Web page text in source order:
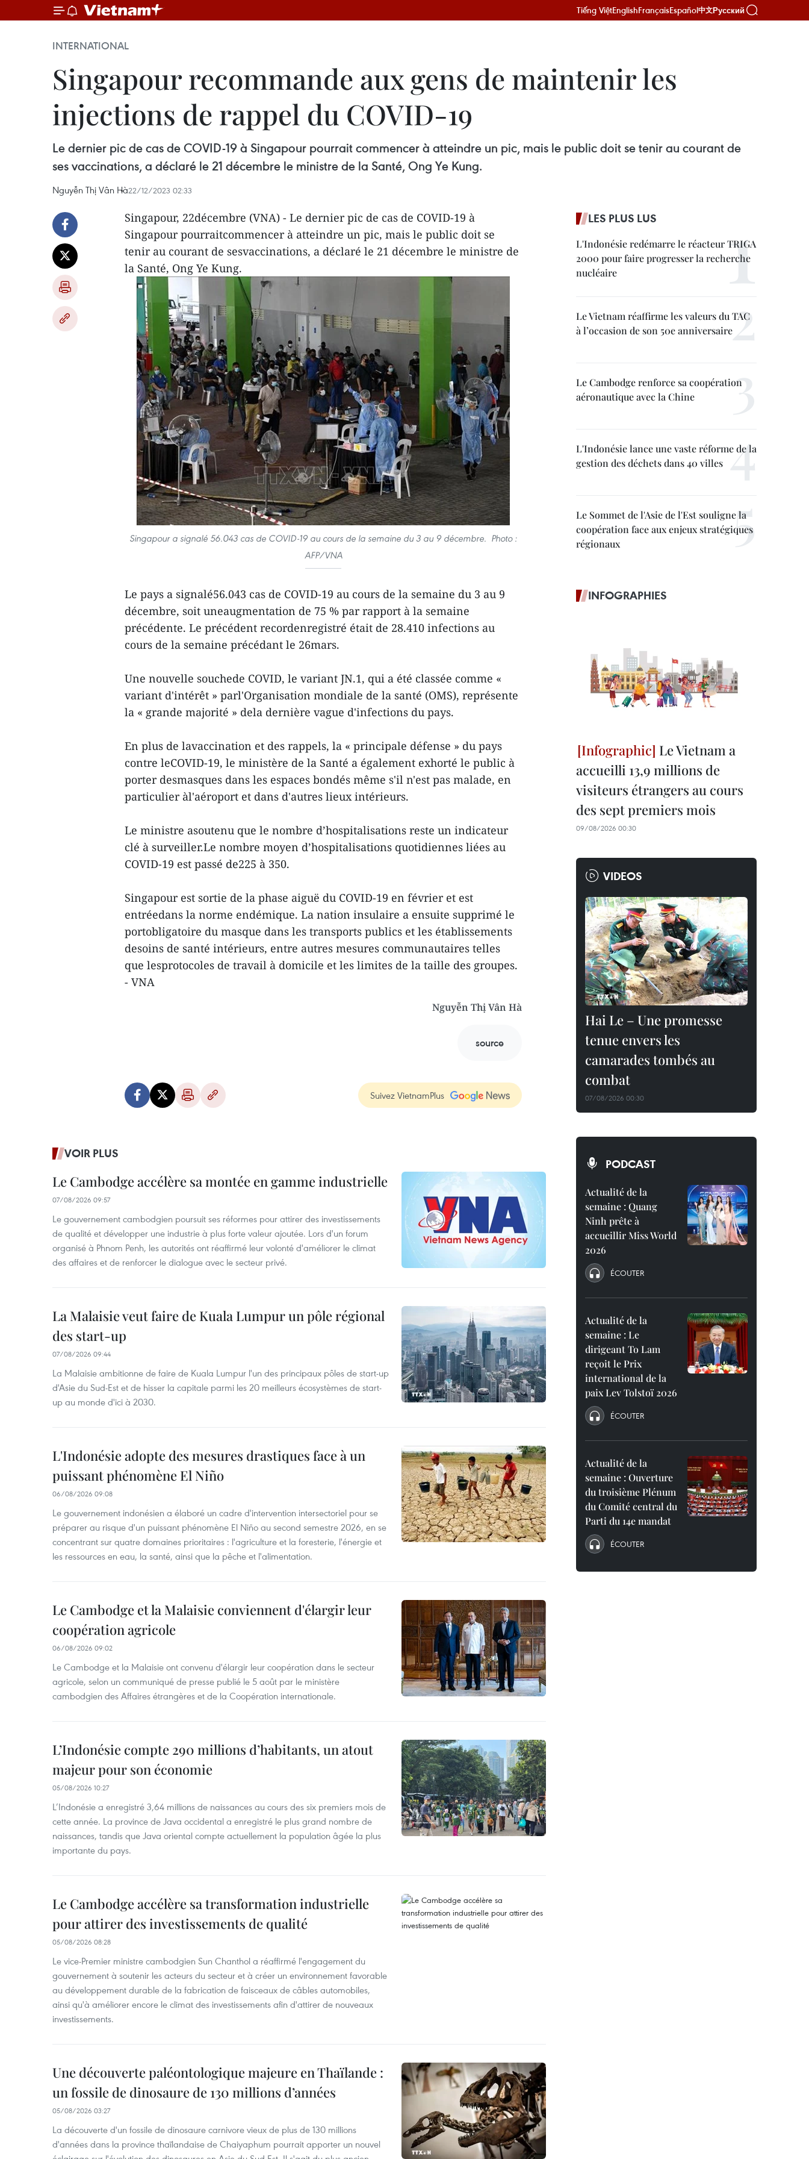
Tiếng ViệtEnglishFrançaisEspañol中文Русский
INTERNATIONAL
Singapour recommande aux gens de maintenir les
injections de rappel du COVID-19
Le dernier pic de cas de COVID-19 à Singapour pourrait commencer à atteindre un pic, mais le public doit se tenir au courant de
ses vaccinations, a déclaré le 21 décembre le ministre de la Santé, Ong Ye Kung.
Nguyễn Thị Vân Hà22/12/2023 02:33
Singapour, 22décembre (VNA) - Le dernier pic de cas de COVID-19 à
Singapour pourraitcommencer à atteindre un pic, mais le public doit se
tenir au courant de sesvaccinations, a déclaré le 21 décembre le ministre de
la Santé, Ong Ye Kung.
Singapour a signalé 56.043 cas de COVID-19 au cours de la semaine du 3 au 9 décembre. Photo :
AFP/VNA
Le pays a signalé56.043 cas de COVID-19 au cours de la semaine du 3 au 9
décembre, soit uneaugmentation de 75 % par rapport à la semaine
précédente. Le précédent recordenregistré était de 28.410 infections au
cours de la semaine précédant le 26mars.
Une nouvelle souchede COVID, le variant JN.1, qui a été classée comme «
variant d'intérêt » parl'Organisation mondiale de la santé (OMS), représente
la « grande majorité » dela dernière vague d'infections du pays.
En plus de lavaccination et des rappels, la « principale défense » du pays
contre leCOVID-19, le ministère de la Santé a également exhorté le public à
porter desmasques dans les espaces bondés même s'il n'est pas malade, en
particulier àl'aéroport et dans d'autres lieux intérieurs.
Le ministre asoutenu que le nombre d’hospitalisations reste un indicateur
clé à surveiller.Le nombre moyen d’hospitalisations quotidiennes liées au
COVID-19 est passé de225 à 350.
Singapour est sortie de la phase aiguë du COVID-19 en février et est
entréedans la norme endémique. La nation insulaire a ensuite supprimé le
portobligatoire du masque dans les transports publics et les établissements
desoins de santé intérieurs, entre autres mesures communautaires telles
que lesprotocoles de travail à domicile et les limites de la taille des groupes.
- VNA
Nguyễn Thị Vân Hà
source
Suivez VietnamPlus
VOIR PLUS
Le Cambodge accélère sa montée en gamme industrielle
07/08/2026 09:57
Le gouvernement cambodgien poursuit ses réformes pour attirer des investissements
de qualité et développer une industrie à plus forte valeur ajoutée. Lors d'un forum
organisé à Phnom Penh, les autorités ont réaffirmé leur volonté d'améliorer le climat
des affaires et de renforcer le dialogue avec le secteur privé.
La Malaisie veut faire de Kuala Lumpur un pôle régional
des start-up
07/08/2026 09:44
La Malaisie ambitionne de faire de Kuala Lumpur l'un des principaux pôles de start-up
d'Asie du Sud-Est et de hisser la capitale parmi les 20 meilleurs écosystèmes de start-
up au monde d'ici à 2030.
L'Indonésie adopte des mesures drastiques face à un
puissant phénomène El Niño
06/08/2026 09:08
Le gouvernement indonésien a élaboré un cadre d'intervention intersectoriel pour se
préparer au risque d'un puissant phénomène El Niño au second semestre 2026, en se
concentrant sur quatre domaines prioritaires : l'agriculture et la foresterie, l'énergie et
les ressources en eau, la santé, ainsi que la pêche et l'alimentation.
Le Cambodge et la Malaisie conviennent d'élargir leur
coopération agricole
06/08/2026 09:02
Le Cambodge et la Malaisie ont convenu d'élargir leur coopération dans le secteur
agricole, selon un communiqué de presse publié le 5 août par le ministère
cambodgien des Affaires étrangères et de la Coopération internationale.
L’Indonésie compte 290 millions d’habitants, un atout
majeur pour son économie
05/08/2026 10:27
L’Indonésie a enregistré 3,64 millions de naissances au cours des six premiers mois de
cette année. La province de Java occidental a enregistré le plus grand nombre de
naissances, tandis que Java oriental compte actuellement la population âgée la plus
importante du pays.
Le Cambodge accélère sa transformation industrielle
pour attirer des investissements de qualité
05/08/2026 08:28
Le vice-Premier ministre cambodgien Sun Chanthol a réaffirmé l'engagement du
gouvernement à soutenir les acteurs du secteur et à créer un environnement favorable
au développement durable de la fabrication de faisceaux de câbles automobiles,
ainsi qu'à améliorer encore le climat des investissements afin d'attirer de nouveaux
investissements.
Une découverte paléontologique majeure en Thaïlande :
un fossile de dinosaure de 130 millions d’années
05/08/2026 03:27
La découverte d'un fossile de dinosaure carnivore vieux de plus de 130 millions
d'années dans la province thaïlandaise de Chaiyaphum pourrait apporter un nouvel
LES PLUS LUS
L'Indonésie redémarre le réacteur TRIGA
2000 pour faire progresser la recherche
nucléaire
Le Vietnam réaffirme les valeurs du TAC
à l’occasion de son 50e anniversaire
Le Cambodge renforce sa coopération
aéronautique avec la Chine
L'Indonésie lance une vaste réforme de la
gestion des déchets dans 40 villes
Le Sommet de l'Asie de l'Est souligne la
coopération face aux enjeux stratégiques
régionaux
INFOGRAPHIES
Le Vietnam a
accueilli 13,9 millions de
visiteurs étrangers au cours
des sept premiers mois
09/08/2026 00:30
VIDEOS
Hai Le – Une promesse
tenue envers les
camarades tombés au
combat
07/08/2026 00:30
PODCAST
Actualité de la
semaine : Quang
Ninh prête à
accueillir Miss World
2026
ÉCOUTER
Actualité de la
semaine : Le
dirigeant To Lam
reçoit le Prix
international de la
paix Lev Tolstoï 2026
ÉCOUTER
Actualité de la
semaine : Ouverture
du troisième Plénum
du Comité central du
Parti du 14e mandat
ÉCOUTER